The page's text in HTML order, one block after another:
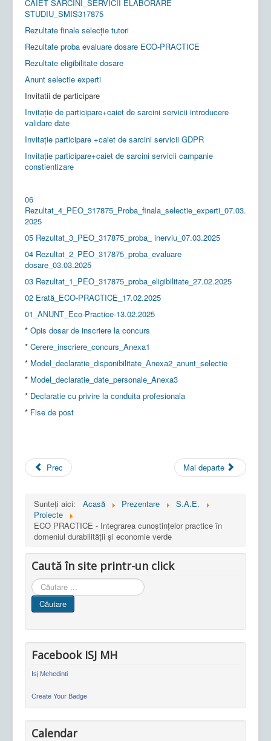
CAIET SARCINI_SERVICII ELABORARE
STUDIU_SMIS317875
Rezultate finale selecție tutori
Rezultate proba evaluare dosare ECO-PRACTICE
Rezultate eligibilitate dosare
Anunt selectie experti
Invitatii de participare
Invitație de participare+caiet de sarcini servicii introducere
validare date
Invitație participare +caiet de sarcini servicii GDPR
Invitație participare+caiet de sarcini servicii campanie
constientizare
06
Rezultat_4_PEO_317875_Proba_finala_selectie_experti_07.03.
2025
05 Rezultat_3_PEO_317875_proba_ inerviu_07.03.2025
04 Rezultat_2_PEO_317875_proba_evaluare
dosare_03.03.2025
03 Rezultat_1_PEO_317875_proba_eligibilitate_27.02.2025
02 Erată_ECO-PRACTICE_17.02.2025
01_ANUNT_Eco-Practice-13.02.2025
* Opis dosar de inscriere la concurs
* Cerere_inscriere_concurs_Anexa1
* Model_declaratie_disponibilitate_Anexa2_anunt_selectie
* Model_declaratie_date_personale_Anexa3
* Declaratie cu privire la conduita profesionala
* Fise de post
Prec Mai departe
Sunteți aici: Acasă Prezentare
S.A.E.
Proiecte
ECO PRACTICE - Integrarea cunoștințelor practice în
domeniul durabilității și economie verde
Caută în site printr-un click
Cauta
in
site
Căutare
Facebook ISJ MH
Isj Mehedinti
Create Your Badge
Calendar